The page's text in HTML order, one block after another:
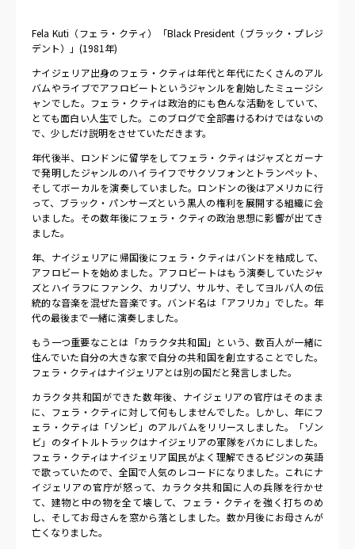
Fela Kuti（フェラ・クティ）「Black President（ブラック・プレジ
デント）」(1981年)
ナイジェリア出身のフェラ・クティは年代と年代にたくさんのアル
バムやライブでアフロビートというジャンルを創始したミュージシ
ャンでした。フェラ・クティは政治的にも色んな活動をしていて、
とても面白い人生でした。このブログで全部書けるわけではないの
で、少しだけ説明をさせていただきます。
年代後半、ロンドンに留学をしてフェラ・クティはジャズとガーナ
で発明したジャンルのハイライフでサクソフォンとトランペット、
そしてボーカルを演奏していました。ロンドンの後はアメリカに行
って、ブラック・パンサーズという黒人の権利を展開する組織に会
いました。その数年後にフェラ・クティの政治思想に影響が出てき
ました。
年、ナイジェリアに帰国後にフェラ・クティはバンドを結成して、
アフロビートを始めました。アフロビートはもう演奏していたジャ
ズとハイラフにファンク、カリプソ、サルサ、そしてヨルバ人の伝
統的な音楽を混ぜた音楽です。バンド名は「アフリカ」でした。年
代の最後まで一緒に演奏しました。
もう一つ重要なことは「カラクタ共和国」という、数百人が一緒に
住んでいた自分の大きな家で自分の共和国を創立することでした。
フェラ・クティはナイジェリアとは別の国だと発言しました。
カラクタ共和国ができた数年後、ナイジェリアの官庁はそのまま
に、フェラ・クティに対して何もしませんでした。しかし、年にフ
ェラ・クティは「ゾンビ」のアルバムをリリースしました。「ゾン
ビ」のタイトルトラックはナイジェリアの軍隊をバカにしました。
フェラ・クティはナイジェリア国民がよく理解できるピジンの英語
で歌っていたので、全国で人気のレコードになりました。これにナ
イジェリアの官庁が怒って、カラクタ共和国に人の兵隊を行かせ
て、建物と中の物を全て壊して、フェラ・クティを強く打ちのめ
し、そしてお母さんを窓から落としました。数か月後にお母さんが
亡くなりました。